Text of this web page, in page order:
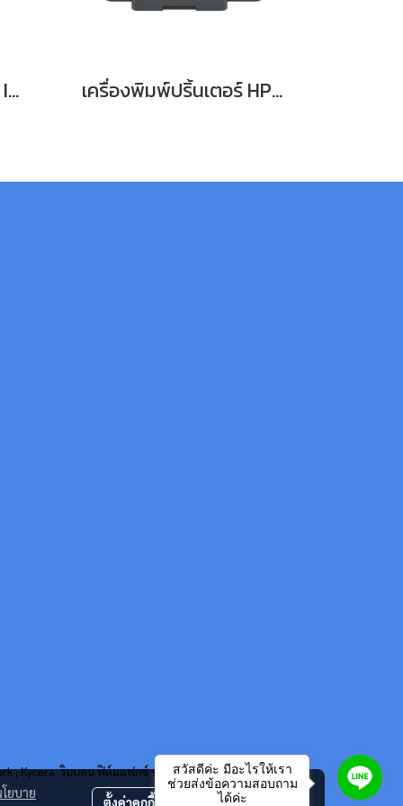
ปริ้นเตอร์ HP DeskJet Ink Advantage Ultra 5138 All-in-One Printer (NEW) สินค้ารับประกัน 1Yr Return to HP เครื่องพิมพ์ปริ้นเตอร์ HP Smart Tank 790 All-in-One Printer เครื่องรับประกัน 2Yr Onsite Support
, Kycera ริบบอน ฟิล์มแฟกซ์ ของแท้ และ หมึกพิมพ์เทียบเท่า
ยบาย
ตั้งค่าคุกกี้ ยอมรับทั้งหมด
สวัสดีค่ะ มีอะไรให้เรา
ช่วยส่งข้อความสอบถาม
ได้ค่ะ